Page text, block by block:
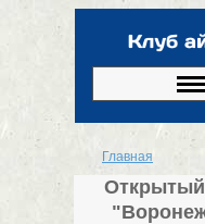
Вы здесь
Главная
Открытый